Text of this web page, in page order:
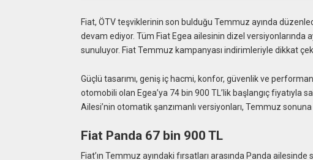
Fiat, ÖTV teşviklerinin son bulduğu Temmuz ayında
devam ediyor. Tüm Fiat Egea ailesinin dizel versiyonlarında
sunuluyor. Fiat Temmuz kampanyası indirimleriyle dikkat
Güçlü tasarımı, geniş iç hacmi, konfor, güvenlik ve
otomobili olan Egea’ya 74 bin 900 TL’lik başlangıç fiyatıyla
Ailesi’nin otomatik şanzımanlı versiyonları, Temmuz
Fiat Panda 67 bin 900 TL
Fiat’ın Temmuz ayındaki fırsatları arasında Panda